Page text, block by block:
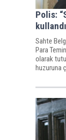
Polis:
Sahte
Para
olarak
huzuruna